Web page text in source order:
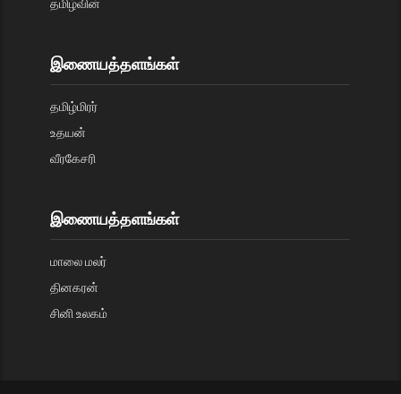
தமிழ்வின்
இணையத்தளங்கள்
தமிழ்மிரர்
உதயன்
வீரகேசரி
இணையத்தளங்கள்
மாலை மலர்
தினகரன்
சினி உலகம்